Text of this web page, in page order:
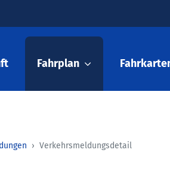
Fahrplan
Verkehrsmeldungsdetail